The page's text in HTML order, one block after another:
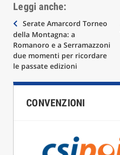
Leggi anche:
Navigazione
articoli
Serate Amarcord Torneo
della Montagna: a
Romanoro e a Serramazzoni
due momenti per ricordare
le passate edizioni
CONVENZIONI